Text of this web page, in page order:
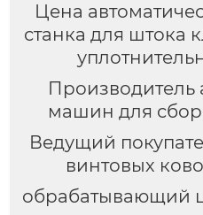
Цена
станка для штока
Производитель
машин для
Ведущий
винтовых
обрабатывающий